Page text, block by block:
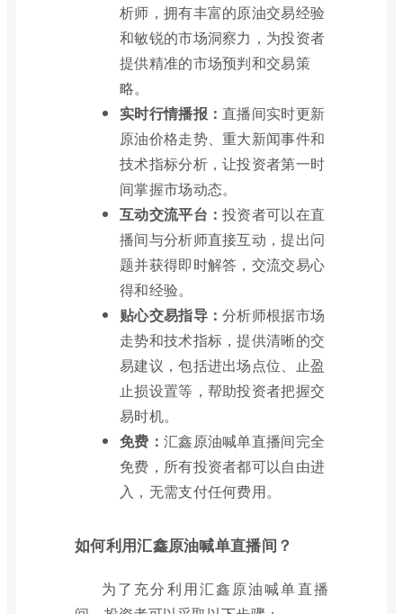
析师，拥有丰富的原油交易经验
和敏锐的市场洞察力，为投资者
提供精准的市场预判和交易策
略。
实时行情播报： 直播间实时更新
原油价格走势、重大新闻事件和
技术指标分析，让投资者第一时
间掌握市场动态。
互动交流平台：投资者可以在直
播间与分析师直接互动，提出问
题并获得即时解答，交流交易心
得和经验。
贴心交易指导：分析师根据市场
走势和技术指标，提供清晰的交
易建议，包括进出场点位、止盈
止损设置等，帮助投资者把握交
易时机。
免费： 汇鑫原油喊单直播间完全
免费，所有投资者都可以自由进
入，无需支付任何费用。
如何利用汇鑫原油喊单直播间？
为了充分利用汇鑫原油喊单直播